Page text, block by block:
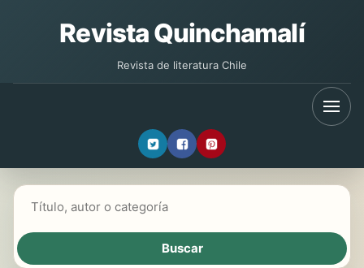
Revista Quinchamalí
Revista de literatura Chile